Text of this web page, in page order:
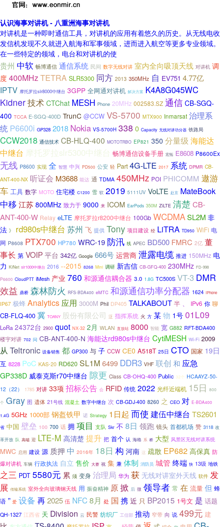
认识海事对讲机 - 八重洲海事对讲机
对讲机是一种即时通信工具，对讲机的应用有着悠久的历史。从无线电收
发信机发现不久就进入航海和军事领域，进而进入航空等更多专业领域。
在一些特定的领域，电台和对讲机的使
贵州 中软 畅博通信 通信系统 民间 数字无线对讲 室内全向吸顶天线 对讲机 调
度 400MHzTETRA SLR5300 同方 2013 350MHz 自 EV751 4.77亿
IPTV 摩托罗拉slr8000中继台 3GPP 全网通对讲机 解决方案 K4A8G045WC
Kidner技术 CTChat MESH Phone 20MHz 002583.SZ 通信 CB-SGQ-
400 TCCA E-SGQ-400D TrunC @CCW VS-5700 MTX900 Inmarsat 治理系
统 P6600i GP328 2018 Nokia VS-5700H 338 0 Capacity 无线对讲功分器 铁路局
CCW2018 通信技术 CB-HLQ-400 MOTOTRBO EP821 350 分量级 海能达
中继台 摩托罗拉slr5300中继台 畅博通信设备手册 宏拓 E8608 P8600Ex
无线 P8600 实现 全 智慧 中兴 PD500 公安 轻 Part 4G-LTE 2017 系统 DPMR CB-
ANT-400-NX 听证会 M3688 能达 通 TDMA 450MHz POI PHICOMM 遨游
车 工具 数字 MOTO 住宅楼 C1200 雪 软 2019 5111UV VoLTE 赴京 MateBook
中移 江苏 800MHz 致力于 9000 来 ICOM EarPods 350M ZiLTE 清楚 CB-
ANT-400-W Relay eLTE 摩托罗拉r8200中继台 100Gb WCDMASL2M 非
法 》 rd980s中继台 苏州 飞 提供 Tony 项目建设 经 LiTRA TD950 WiFi 电
网 P8608 PTX700 HP780 WRC-19 防汛 线 APEC BD500 FMRC 2亿 董
事长 第 VOIP 平台 342亿 Google 666号 运营商 泄露电缆 推进 150MHz 电
力 KiNet slr1000中继台 2016 --2015 8268 Mini 调研 新吉信 CB-GFQ-400 230MHz FD-998
P6600 CloudPTT iMesh 产业 760 和源通信耦合器 3.0 1.8G TC500S VT-3 DMR
效益 鼎桥 森林防火 RFS-BDA400 eMTC 和源通信功率分配器 1624 iPhone
IP67 极蜂 Analytics 应用 3000M Phil DP405 TALKABOUT 半 、 IPv6 你 聊
CB-FLQ-400 冀 TOANY 股份有限公司 泛 指挥系统 火 方 某物 1号 01L09
LoRa 24372台 2900 quot NX-32 2月 WLAN 直放站 8000 智能 宽 G882 RFT-BDA400
楼宇对讲 702 问 CB-ANT-400-N 海能达rd980s中继台 CytiMESH Wi-Fi 2009
从 Teltronic 设备销售 都 GP300 与 子 CCW CE0 A518T 25日 CTO 国家 19日
互 8228 PoC KAS-20 RD620 SL1M 6499 DDR3 VHF 联创 和 应急
GP338D 威泰克斯r70中继台 隙更 Class CB-OHQ-400 Public 32个 HCAAYZ-50-
12（22）
1785 对讲 33项 招标公告 会 RFID 传统 2022 光纤近端机 15日 800
个 Gray 图 遗体 21号线 混凝土 数字中继台 次 CB-GDJ-400 8260 之 CEO 对 E-BDA400
1.4G 5GHz 1000部 钢盔铁甲 诺 Strategy 1日起 而使 建伍中继台 TS2601
省 中国 壁垒 100 700 话 拥 项目 支队 Skr 不 8日 领跑 镜头 首都机场 赞 3118 改
革开放 队 高端 迎 LTE-M 高清楚 提升 把 首个 认 海格 系 桥 大型 风景区无线对讲系统
MWC 启用 建设 源 质押 中 2016年 18日 构 河南 这 疏散 EP682 高保真 防
爆对讲机 车辆 行政执法 自立 售价 大赛 祝 集 兼 体制 消防员 城管 终端 快 13级 地铁
之三 PDT 5580元 累 须 变身 治理局 华为 获 无线对讲室外天线 软件 发
展 传输系统 室外全向玻璃钢天线 用 振奋精神 原掀 后 微 领导者 常 在 流量 但 蜂
语 ” 爱 设备 再2025 伍 NFC8月 处 国 携 近 只 BP2015 1号文 是 话题
QH-1327 江西省 天 Division 云 民警 纺织厂 工信部 推动 窄带 向 说 499元 建